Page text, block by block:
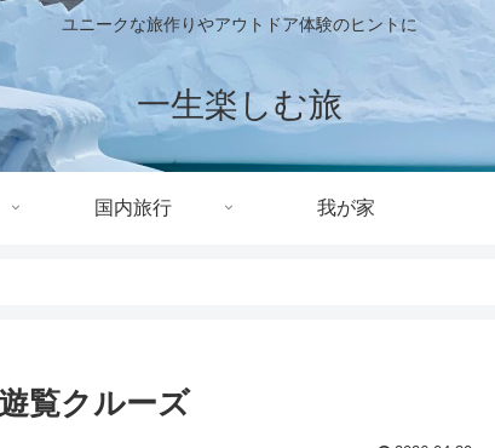
ユニークな旅作りやアウトドア体験のヒントに
一生楽しむ旅
国内旅行 我が家
覧クルーズ